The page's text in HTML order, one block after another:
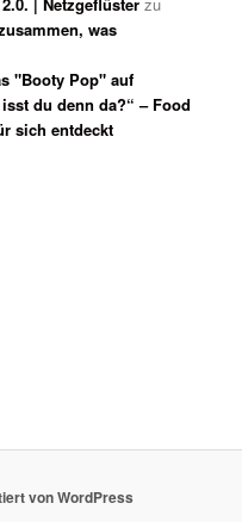
| Netzgeflüster zu
was
"Booty Pop" auf
isst du denn da?“ – Food
sich entdeckt
von WordPress